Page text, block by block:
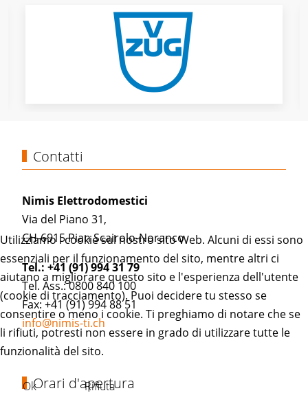
Contatti
Nimis Elettrodomestici
Via del Piano 31,
CH-6915 Pian Scairolo-Noranco
Tel.: +41 (91) 994 31 79
Tel. Ass.: 0800 840 100
Fax: +41 (91) 994 88 51
info@nimis-ti.ch
Orari d'apertura
Utilizziamo i cookie sul nostro sito Web. Alcuni di essi sono
essenziali per il funzionamento del sito, mentre altri ci
aiutano a migliorare questo sito e l'esperienza dell'utente
(cookie di tracciamento). Puoi decidere tu stesso se
consentire o meno i cookie. Ti preghiamo di notare che se
li rifiuti, potresti non essere in grado di utilizzare tutte le
funzionalità del sito.
Ok Rifiuta